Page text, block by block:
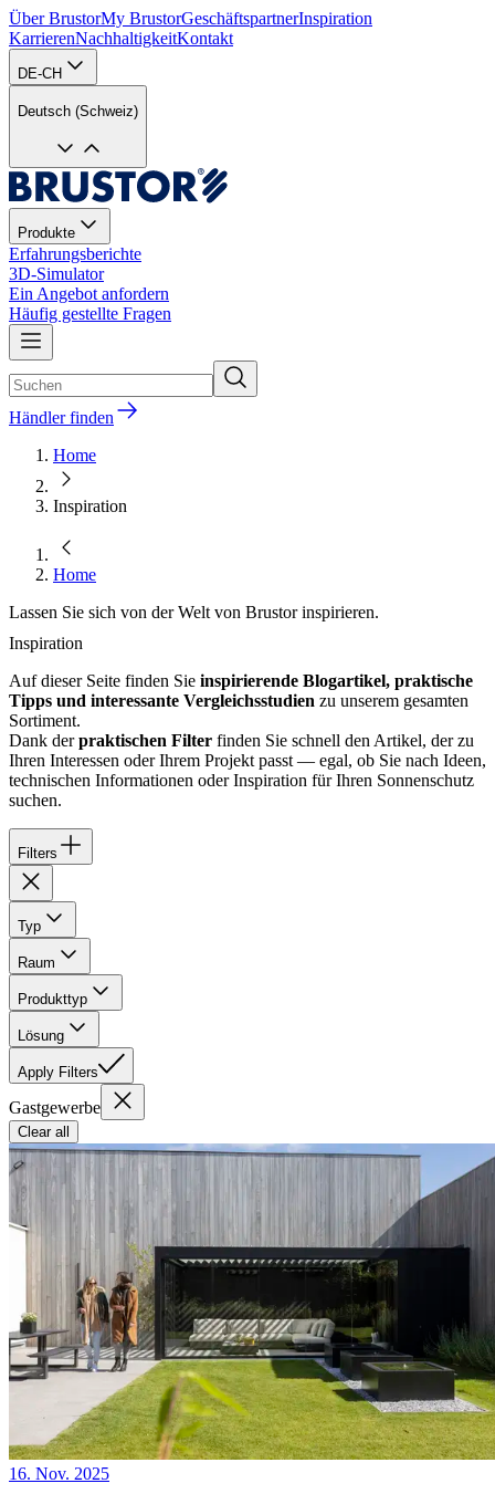
Über BrustorMy BrustorGeschäftspartnerInspiration
KarrierenNachhaltigkeitKontakt
DE-CH
Deutsch (Schweiz)
Produkte
Erfahrungsberichte
3D-Simulator
Ein Angebot anfordern
Häufig gestellte Fragen
Händler finden
Home
Inspiration
Home
Lassen Sie sich von der Welt von Brustor inspirieren.
Inspiration
Auf dieser Seite finden Sie inspirierende Blogartikel, praktische
Tipps und interessante Vergleichsstudien zu unserem gesamten
Sortiment.
Dank derpraktischen Filter finden Sie schnell den Artikel, der zu
Ihren Interessen oder Ihrem Projekt passt — egal, ob Sie nach Ideen,
technischen Informationen oder Inspiration für Ihren Sonnenschutz
suchen.
Filters
Typ
Raum
Produkttyp
Lösung
Apply Filters
Gastgewerbe
Clear all
16. Nov. 2025